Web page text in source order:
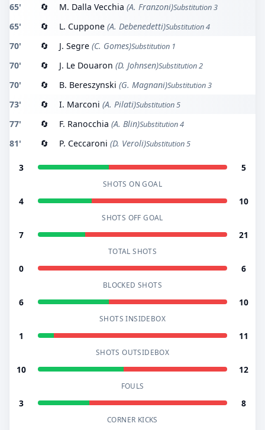
65' 🔄 M. Dalla Vecchia (A. Franzoni)Substitution 3
65' 🔄 L. Cuppone (A. Debenedetti)Substitution 4
70' 🔄 J. Segre (C. Gomes)Substitution 1
70' 🔄 J. Le Douaron (D. Johnsen)Substitution 2
70' 🔄 B. Bereszynski (G. Magnani)Substitution 3
73' 🔄 I. Marconi (A. Pilati)Substitution 5
77' 🔄 F. Ranocchia (A. Blin)Substitution 4
81' 🔄 P. Ceccaroni (D. Veroli)Substitution 5
3 5
SHOTS ON GOAL
4 10
SHOTS OFF GOAL
7 21
TOTAL SHOTS
0 6
BLOCKED SHOTS
6 10
SHOTS INSIDEBOX
1 11
SHOTS OUTSIDEBOX
10 12
FOULS
3 8
CORNER KICKS